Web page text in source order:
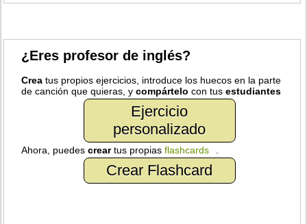
¿Eres profesor de inglés?
Crea tus propios ejercicios, introduce los huecos en la parte
de canción que quieras, ycompártelo con tusestudiantes
Ejercicio
personalizado
Ahora, puedescreartus propiasflashcards
Crear Flashcard